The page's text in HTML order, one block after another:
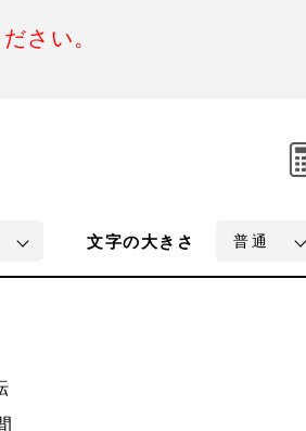
さい。
文字の大きさ